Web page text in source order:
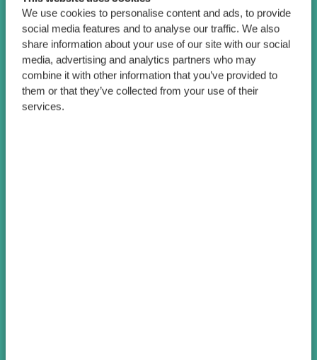
We use cookies to personalise content and ads, to provide
social media features and to analyse our traffic. We also
share information about your use of our site with our social
media, advertising and analytics partners who may
combine it with other information that you’ve provided to
them or that they’ve collected from your use of their
services.